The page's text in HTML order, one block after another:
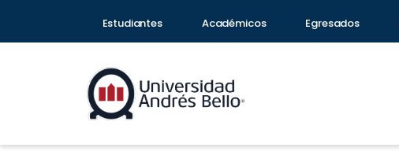
Estudiantes Académicos Egresados